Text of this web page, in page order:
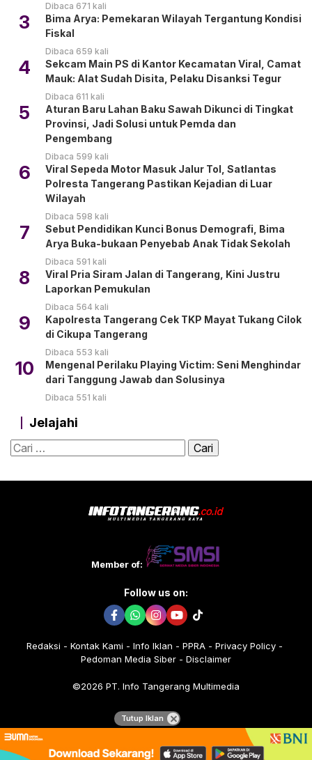
Dibaca 671 kali
3
Bima Arya: Pemekaran Wilayah Tergantung Kondisi
Fiskal
Dibaca 659 kali
4
Sekcam Main PS di Kantor Kecamatan Viral, Camat
Mauk: Alat Sudah Disita, Pelaku Disanksi Tegur
Dibaca 611 kali
5
Aturan Baru Lahan Baku Sawah Dikunci di Tingkat
Provinsi, Jadi Solusi untuk Pemda dan
Pengembang
Dibaca 599 kali
6
Viral Sepeda Motor Masuk Jalur Tol, Satlantas
Polresta Tangerang Pastikan Kejadian di Luar
Wilayah
Dibaca 598 kali
7
Sebut Pendidikan Kunci Bonus Demografi, Bima
Arya Buka-bukaan Penyebab Anak Tidak Sekolah
Dibaca 591 kali
8
Viral Pria Siram Jalan di Tangerang, Kini Justru
Laporkan Pemukulan
Dibaca 564 kali
9
Kapolresta Tangerang Cek TKP Mayat Tukang Cilok
di Cikupa Tangerang
Dibaca 553 kali
10
Mengenal Perilaku Playing Victim: Seni Menghindar
dari Tanggung Jawab dan Solusinya
Dibaca 551 kali
Jelajahi
Cari
Member of:
Follow us on:
Redaksi Kontak Kami Info Iklan PPRA
Privacy Policy
Pedoman Media Siber
Disclaimer
©2026 PT. Info Tangerang Multimedia
Tutup Iklan